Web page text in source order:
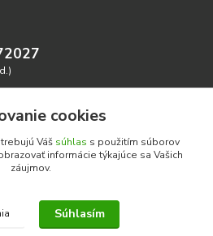
akvária: AkvaShop s.r.o. • IBAN:
cookies
Váš súhlas s použitím súborov
informácie týkajúce sa Vašich
záujmov.
Súhlasím